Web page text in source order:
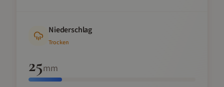
Niederschlag
Trocken
25mm